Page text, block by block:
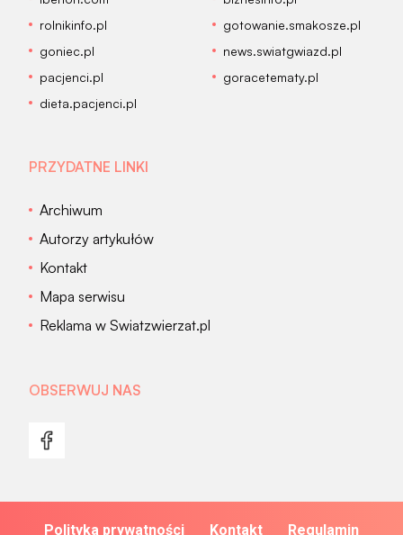
rolnikinfo.pl
gotowanie.smakosze.pl
goniec.pl
news.swiatgwiazd.pl
pacjenci.pl
goracetematy.pl
dieta.pacjenci.pl
PRZYDATNE LINKI
Archiwum
Autorzy artykułów
Kontakt
Mapa serwisu
Reklama w Swiatzwierzat.pl
OBSERWUJ NAS
Polityka prywatności Kontakt Regulamin